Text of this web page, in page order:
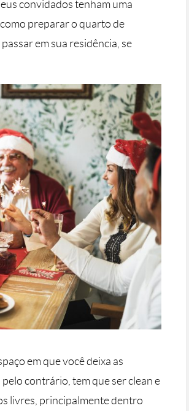
convidados tenham uma
preparar o quarto de
em sua residência, se
em que você deixa as
contrário, tem que ser clean e
livres, principalmente dentro